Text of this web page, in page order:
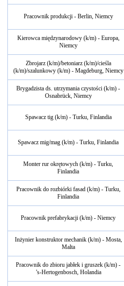
Pracownik produkcji - Berlin, Niemcy
Kierowca międzynarodowy (k/m) - Europa,
Niemcy
Zbrojarz (k/m)/betoniarz (k/m)/cieśla
(k/m)/szalunkowy (k/m) - Magdeburg, Niemcy
Brygadzista ds. utrzymania czystości (k/m) -
Osnabrück, Niemcy
Spawacz tig (k/m) - Turku, Finlandia
Spawacz mig/mag (k/m) - Turku, Finlandia
Monter rur okrętowych (k/m) - Turku,
Finlandia
Pracownik do rozbiórki fasad (k/m) - Turku,
Finlandia
Pracownik prefabrykacji (k/m) - Niemcy
Inżynier konstruktor mechanik (k/m) - Mosta,
Malta
Pracownik do zbioru jabłek i gruszek (k/m) -
’s-Hertogenbosch, Holandia